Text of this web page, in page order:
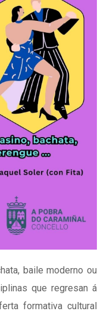
baile moderno ou
que regresan á
formativa cultural